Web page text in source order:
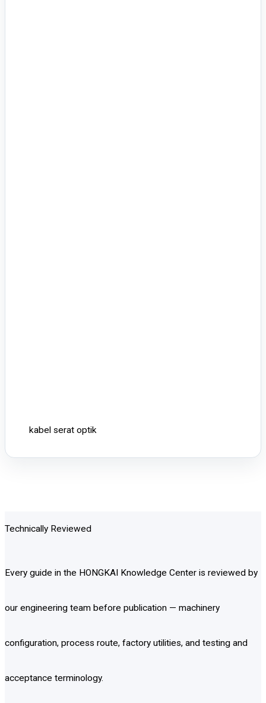
kabel serat optik
Technically Reviewed
Every guide in the HONGKAI Knowledge Center is reviewed by
our engineering team before publication — machinery
configuration, process route, factory utilities, and testing and
acceptance terminology.